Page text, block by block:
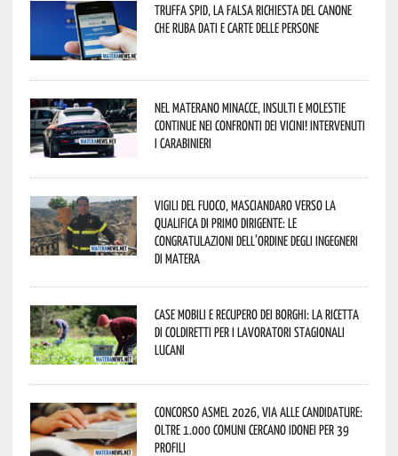
Truffa Spid, la falsa richiesta del canone
che ruba dati e carte delle persone
Nel materano minacce, insulti e molestie
continue nei confronti dei vicini! Intervenuti
i Carabinieri
Vigili del Fuoco, Masciandaro verso la
qualifica di Primo Dirigente: le
congratulazioni dell’Ordine degli Ingegneri
di Matera
Case mobili e recupero dei borghi: la ricetta
di Coldiretti per i lavoratori stagionali
lucani
Concorso Asmel 2026, via alle candidature:
oltre 1.000 Comuni cercano idonei per 39
profili